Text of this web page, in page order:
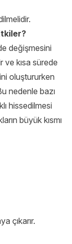
değişmesini
ve kısa sürede
oluştururken
nedenle bazı
hissedilmesi
büyük kısmı
çıkarır.